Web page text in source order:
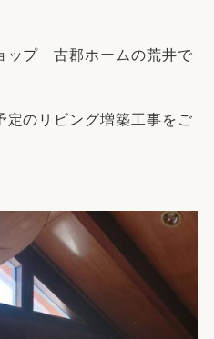
ップ 古郡ホームの荒井で
定のリビング増築工事をご